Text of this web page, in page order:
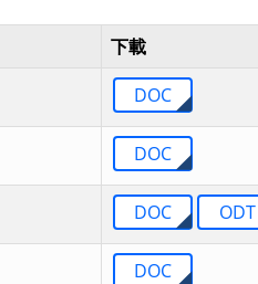
下載
DOC
DOC
DOC ODT
DOC